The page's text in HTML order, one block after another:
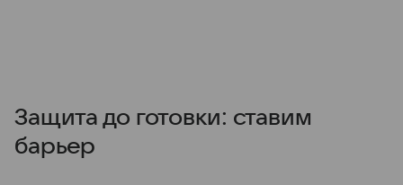
Защита до готовки: ставим
барьер